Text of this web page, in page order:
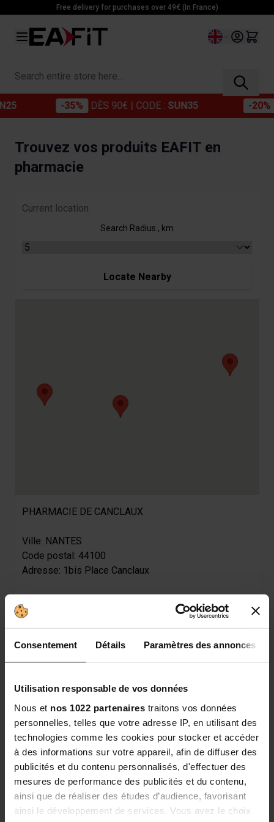
Consentement Détails Paramètres des annonces
Utilisation responsable de vos données
Nous et nos 1022 partenaires traitons vos données
personnelles, telles que votre adresse IP, en utilisant des
technologies comme les cookies pour stocker et accéder
à des informations sur votre appareil, afin de diffuser des
publicités et du contenu personnalisés, d'effectuer des
mesures de performance des publicités et du contenu,
ainsi que de réaliser des études d’audience, favorisant
ainsi le développement de services. Vous avez le choix
Skip to ContentFree delivery for purchases over 49€ (In France)
Language
Search entire store here...
-35% DÈS 90€| CODE : SUN35 -20%
Trouvez vos produits EAFIT en
pharmacie
Search Radius , km
Locate Nearby
PHARMACIE DE CANCLAUX
Ville: NANTES
Code postal: 44100
Adresse: 1bis Place Canclaux
PHARMACIE DE L'IMMACULEE
Code postal: 44600
Adresse: GALERIE Ciale LECLERC
PHARMACIE DU GRAND MAINE
Ville: ANGERS
Code postal: 49000
Adresse: Rue du Grand Launay
Page 1 2 3 4 5 Next